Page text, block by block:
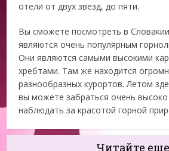
отели от двух звезд, до пяти.
Вы сможете посмотреть в
являются очень популярным
Они являются самыми высокими
хребтами. Там же находится
разнообразных курортов. Летом
вы можете забраться очень высоко
наблюдать за красотой горной
Читайте